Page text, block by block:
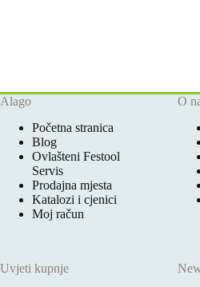
Alago
Početna stranica
Blog
Ovlašteni Festool
Servis
Prodajna mjesta
Katalozi i cjenici
Moj račun
O
Uvjeti kupnje